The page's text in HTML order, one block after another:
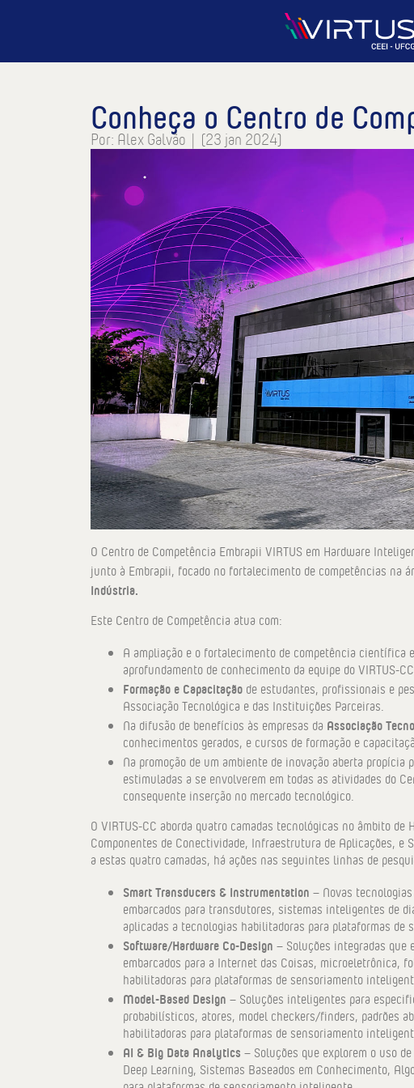
Conheça o Centro de
Por: Alex Galvão (23 jan 2024)
O Centro de Competência Embrapii VIRTUS em Hardware
junto à Embrapii, focado no fortalecimento de competências na
Indústria.
Este Centro de Competência atua com:
A ampliação e o fortalecimento de competência científica
aprofundamento de conhecimento da equipe do VIRTUS-CC.
Formação e Capacitação de estudantes, profissionais e
Associação Tecnológica e das Instituições Parceiras.
Na difusão de benefícios às empresas da Associação
conhecimentos gerados, e cursos de formação e
Na promoção de um ambiente de inovação aberta propícia
estimuladas a se envolverem em todas as atividades do
consequente inserção no mercado tecnológico.
O VIRTUS-CC aborda quatro camadas tecnológicas no âmbito
Componentes de Conectividade, Infraestrutura de Aplicações, e
a estas quatro camadas, há ações nas seguintes linhas de
Smart Transducers & Instrumentation – Novas
embarcados para transdutores, sistemas inteligentes de
aplicadas a tecnologias habilitadoras para plataformas de
Software/Hardware Co-Design – Soluções integradas
embarcados para a Internet das Coisas, microeletrônica,
habilitadoras para plataformas de sensoriamento
Model-Based Design – Soluções inteligentes para
probabilísticos, atores, model checkers/finders, padrões
habilitadoras para plataformas de sensoriamento
AI & Big Data Analytics – Soluções que explorem o uso
Deep Learning, Sistemas Baseados em Conhecimento,